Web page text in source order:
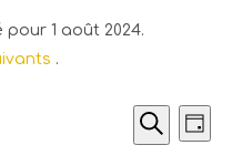
1 août 2024.
.
etRecherche
de
Jour